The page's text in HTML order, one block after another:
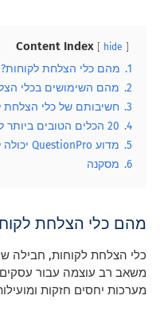
Content Index hide
1. מהם כלי הצלחת לקוחות?
2. מהם השימושים בכלי
3. חשיבותם של כלי הצלחת
4. 20 הכלים הטובים ביותר להצלחת לקוחות לשנת 2025
5. מדוע QuestionPro יכולה להיות הבחירה הטובה ביותר
6. מסקנה
מהם כלי הצלחת
כלי הצלחת לקוחות, חבילה
משאב רב עוצמה עבור
מערכות יחסים חזקות